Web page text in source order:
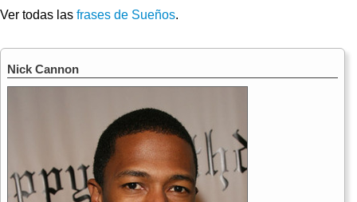
Ver todas las frases de Sueños.
Nick Cannon